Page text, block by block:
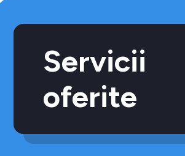
Servicii
oferite